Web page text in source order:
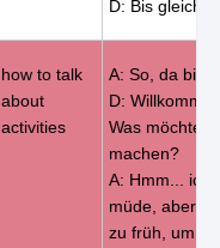
D: Bis gleich!
how to talk
about
activities
A: So, da bin
D:
Was möchten
machen?
A: Hmm... ich
müde, aber
zu früh, um